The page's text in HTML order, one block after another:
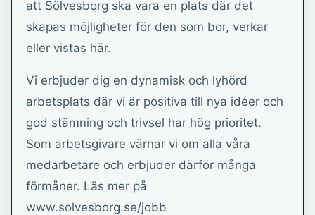
att Sölvesborg ska vara en plats där det
skapas möjligheter för den som bor, verkar
eller vistas här.
Vi erbjuder dig en dynamisk och lyhörd
arbetsplats där vi är positiva till nya idéer och
god stämning och trivsel har hög prioritet.
Som arbetsgivare värnar vi om alla våra
medarbetare och erbjuder därför många
förmåner. Läs mer på
www.solvesborg.se/jobb